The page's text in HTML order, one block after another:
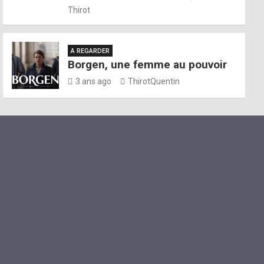
Thirot
A REGARDER
Borgen, une femme au pouvoir
3 ans ago ThirotQuentin